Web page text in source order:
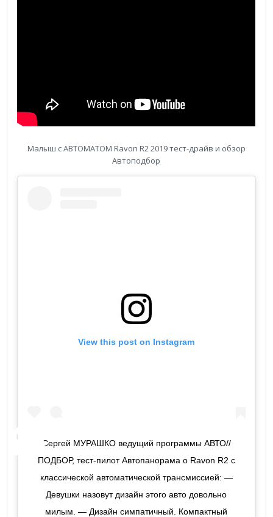
Малыш с АВТОМАТОМ Ravon R2 2019 тест-драйв и обзор
Автоподбор
View this post on Instagram
Сергей МУРАШКО ведущий программы АВТО//
ПОДБОР, тест-пилот Автопанорама о Ravon R2 с
классической автоматической трансмиссией: —
Девушки назовут дизайн этого авто довольно
милым. — Дизайн симпатичный. Компактный